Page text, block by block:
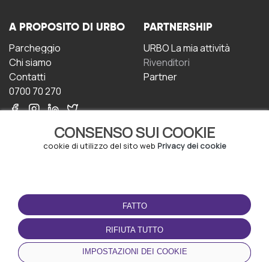
CONSENSO SUI COOKIE
cookie di utilizzo del sito web Privacy dei cookie
FATTO
RIFIUTA TUTTO
IMPOSTAZIONI DEI COOKIE
A PROPOSITO DI URBO
Parcheggio
Chi siamo
Contatti
0700 70 270
PARTNERSHIP
URBO La mia attività
Rivenditori
Partner
CONDIZIONI D'USO
Termini e Condizioni
Politica sulla riservatezza
Gestione dei Cookie
SCARICA L'APP